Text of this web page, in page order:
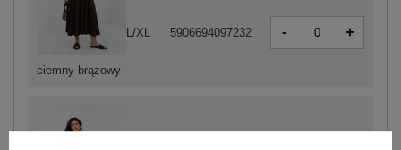
ciemny brązowy
L/XL 5906694097232 - +